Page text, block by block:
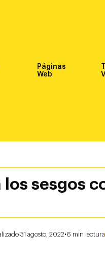
Páginas
Web
los sesgos
31 agosto, 2022·6 min lectura